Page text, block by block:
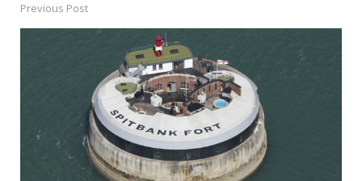
PostPrevious Post